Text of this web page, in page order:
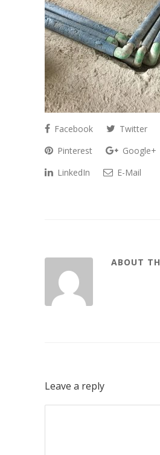
Facebook Twitter
Pinterest
Google+
LinkedIn
E-Mail
ABOUT
Leave a reply